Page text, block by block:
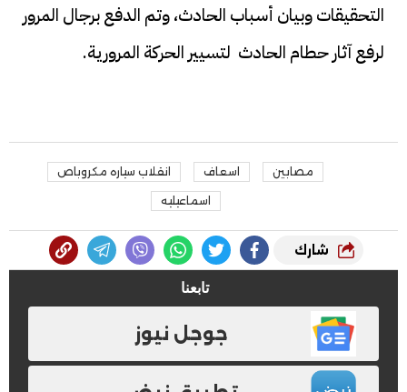
التحقيقات وبيان أسباب الحادث، وتم الدفع برجال المرور
لرفع آثار حطام الحادث لتسيير الحركة المرورية.
مصابين اسعاف انقلاب سياره مكروباص
اسماعيليه
شارك
تابعنا
جوجل نيوز